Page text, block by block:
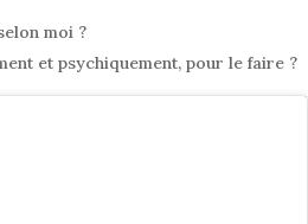
moi ?
et psychiquement, pour le faire ?